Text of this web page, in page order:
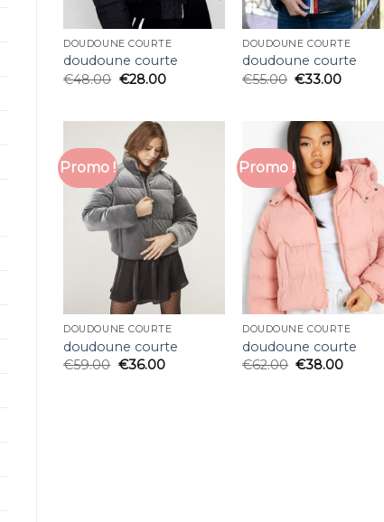
DOUDOUNE COURTE
doudoune courte
€48.00 €28.00
DOUDOUNE COURTE
doudoune courte
€55.00 €33.00
Promo !
DOUDOUNE COURTE
doudoune courte
€59.00 €36.00
Promo !
DOUDOUNE COURTE
doudoune courte
€62.00 €38.00